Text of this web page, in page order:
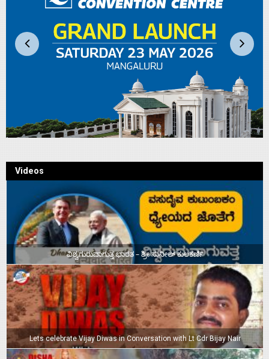
Videos
ವಿಶ್ವಗುರುವಾಗುತ್ತ ಭಾರತ – ಶ್ರೀ ಸುನೀಲ್‌ ಕುಲಕರ್ಣಿ
Lets celebrate Vijay Diwas in Conversation with Lt Cdr Bijay Nair